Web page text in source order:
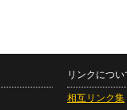
リンクについ
相互リンク集